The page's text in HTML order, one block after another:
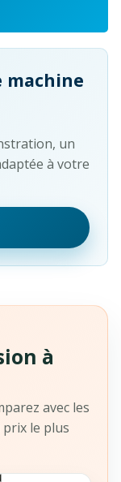
machine
un
à votre
à
avec les
le plus